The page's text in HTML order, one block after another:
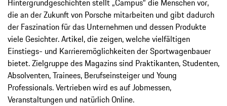
Hintergrundgeschichten stellt „Campus“ die Menschen vor,
die an der Zukunft von Porsche mitarbeiten und gibt dadurch
der Faszination für das Unternehmen und dessen Produkte
viele Gesichter. Artikel, die zeigen, welche vielfältigen
Einstiegs- und Karrieremöglichkeiten der Sportwagenbauer
bietet. Zielgruppe des Magazins sind Praktikanten, Studenten,
Absolventen, Trainees, Berufseinsteiger und Young
Professionals. Vertrieben wird es auf Jobmessen,
Veranstaltungen und natürlich Online.